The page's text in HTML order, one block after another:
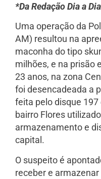
*Da Redação Dia a
Uma operação da
AM) resultou na
maconha do tipo
milhões, e na prisão
23 anos, na zona
foi desencadeada a
feita pelo disque
bairro Flores
armazenamento e
capital.
O suspeito é
receber e